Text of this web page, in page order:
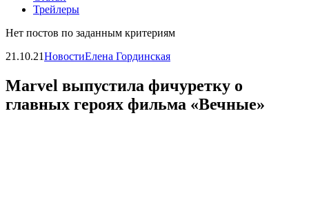
Трейлеры
Нет постов по заданным критериям
21.10.21НовостиЕлена Гординская
Marvel выпустила фичуретку о
главных героях фильма «Вечные»